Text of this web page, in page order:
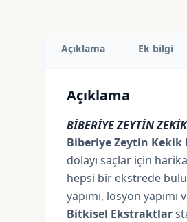
Açıklama Ek bilgi
Açıklama
BİBERİYE ZEYTİN
Biberiye Zeytin Kekik
dolayı saçlar için
hepsi bir ekstrede
yapımı, losyon
Bitkisel Ekstraktlar